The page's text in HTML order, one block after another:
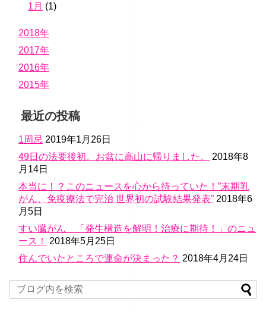
1月 (1)
2018年
2017年
2016年
2015年
最近の投稿
1周忌 2019年1月26日
49日の法要後初。お盆に高山に帰りました。
2018年8
月14日
本当に！？このニュースを心から待っていた！”末期乳
がん、免疫療法で完治 世界初の試験結果発表” 2018年6
月5日
すい臓がん 「発生構造を解明！治療に期待！」のニュ
ース！
2018年5月25日
住んでいたところで運命が決まった？ 2018年4月24日